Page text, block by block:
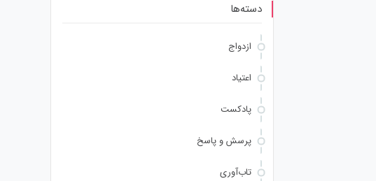
دسته‌ها
ازدواج
اعتیاد
پادکست
پرسش و پاسخ
تاب‌آوری